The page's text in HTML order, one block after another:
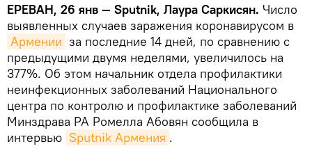
ЕРЕВАН, 26 янв — Sputnik, Лаура Саркисян. Число
выявленных случаев заражения коронавирусом в
Армении за последние 14 дней, по сравнению с
предыдущими двумя неделями, увеличилось на
377%. Об этом начальник отдела профилактики
неинфекционных заболеваний Национального
центра по контролю и профилактике заболеваний
Минздрава РА Ромелла Абовян сообщила в
интервью Sputnik Армения .